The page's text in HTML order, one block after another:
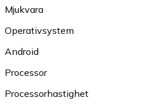
Mjukvara
Operativsystem
Android
Processor
Processorhastighet